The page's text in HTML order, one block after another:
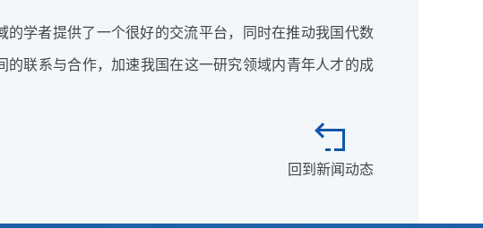
的学者提供了一个很好的交流平台，同时在推动我国代数
的联系与合作，加速我国在这一研究领域内青年人才的成
回到新闻动态